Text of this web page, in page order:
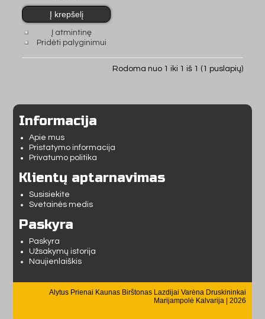
Į atmintinę
Pridėti palyginimui
Rodoma nuo 1 iki 1 iš 1 (1 puslapių)
Informacija
Apie mus
Pristatymo informacija
Privatumo politika
Klientų aptarnavimas
Susisiekite
Svetainės medis
Paskyra
Paskyra
Užsakymų istorija
Naujienlaiškis
Alytus Prienai Kaunas Birštonas Lazdijai Varėna Druskininkai
Marijampolė Kalvarija | 2026